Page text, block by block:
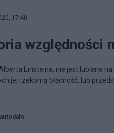
17:40
względności
Einsteina, nie jest lubiana
jej rzekomą błędność, lub
autodafe